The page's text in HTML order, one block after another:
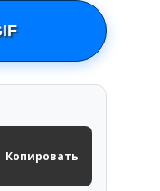
Копировать